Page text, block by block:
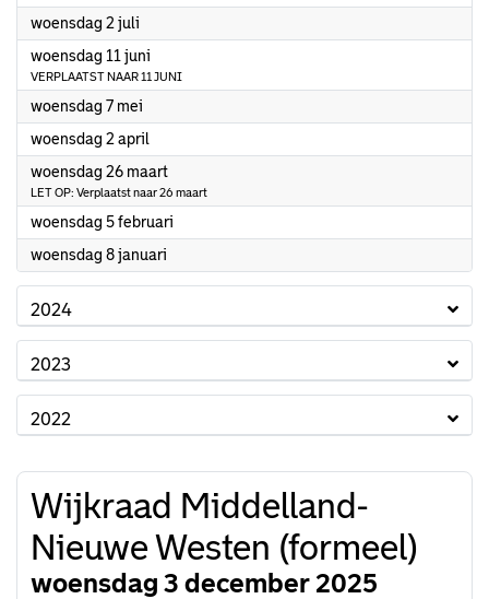
woensdag 2 juli
woensdag 11 juni
VERPLAATST NAAR 11 JUNI
woensdag 7 mei
woensdag 2 april
woensdag 26 maart2025
LET OP: Verplaatst naar 26 maart
woensdag 5 februari
woensdag 8 januari
2024
2023
2022
Wijkraad Middelland-
Nieuwe Westen (formeel)
woensdag 3 december 2025